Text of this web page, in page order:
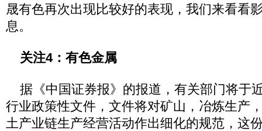
晟有色再次出现比较好的表现，我们来看看
息。
关注4：有色金属
据《中国证券报》的报道，有关部门将于
行业政策性文件，文件将对矿山，冶炼生产
土产业链生产经营活动作出细化的规范，这